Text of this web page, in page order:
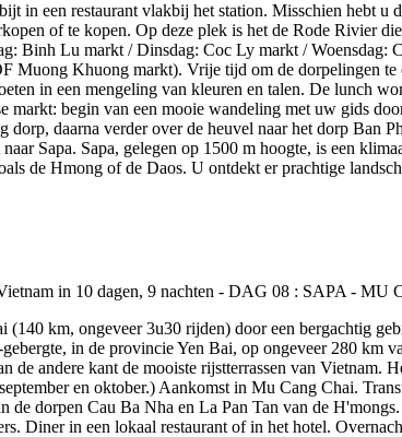
in een restaurant vlakbij het station. Misschien hebt u
of te kopen. Op deze plek is het de Rode Rivier
Binh Lu markt / Dinsdag: Coc Ly markt /
Muong Khuong markt). Vrije tijd om de dorpelingen
in een mengeling van kleuren en talen. De lunch
markt: begin van een mooie wandeling met uw gids
dorp, daarna verder over de heuvel naar het dorp
Sapa. Sapa, gelegen op 1500 m hoogte, is een
de Hmong of de Daos. U ontdekt er prachtige
km, ongeveer 3u30 rijden) door een bergachtig
in de provincie Yen Bai, op ongeveer 280 km
de andere kant de mooiste rijstterrassen van
en oktober.) Aankomst in Mu Cang Chai.
de dorpen Cau Ba Nha en La Pan Tan van de
Diner in een lokaal restaurant of in het hotel.